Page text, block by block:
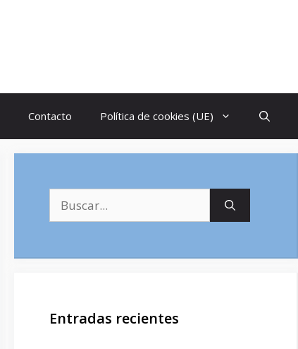
Contacto Política de cookies (UE)
Entradas recientes